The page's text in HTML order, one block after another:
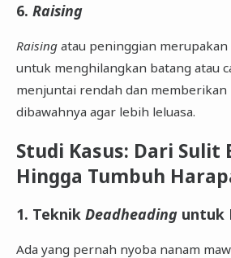
6. Raising
Raisingatau peninggian
untuk menghilangkan batang atau
menjuntai rendah dan memberikan
dibawahnya agar lebih leluasa.
Studi Kasus: Dari Sulit
Hingga Tumbuh
1. Teknik Deadheadinguntuk
Ada yang pernah nyoba nanam